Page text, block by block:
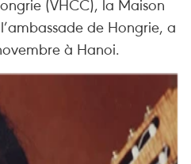
(VHCC), la Maison
de Hongrie, a
à Hanoi.